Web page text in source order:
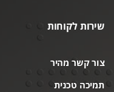
שירות לקוחות
צור קשר מהיר
תמיכה טכנית